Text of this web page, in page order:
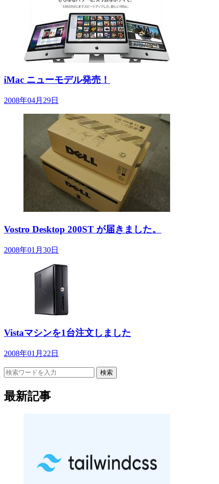
iMac ニューモデル発売！
2008年04月29日
Vostro Desktop 200ST が届きました。
2008年01月30日
Vistaマシンを1台注文しました
2008年01月22日
検索
最新記事